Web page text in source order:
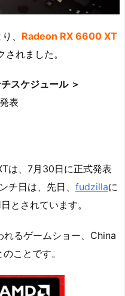
、 Radeon RX 6600 XT
されました。
スケジュール ＞
表
は、7月30日に正式発表
チ日は、先日、 fudzillaに
とされています。
るゲームショー、China
ことです。